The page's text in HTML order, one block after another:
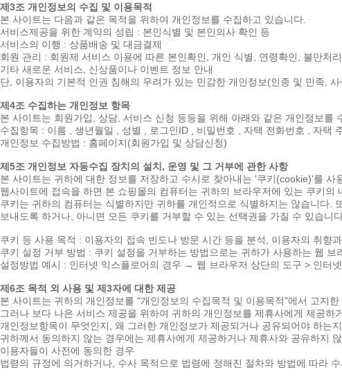
제3조 개인정보의 수집 및 이용목적
본 사이트는 다음과 같은 목적을 위하여 개인정보를 수집하고 있습니다.
서비스제공을 위한 계약의 성립 : 본인식별 및 본인의사 확인 등
서비스의 이행 : 상품배송 및 대금결제
회원 관리 : 회원제 서비스 이용에 따른 본인확인, 개인 식별, 연령확인, 불만처
기타 새로운 서비스, 신상품이나 이벤트 정보 안내
단, 이용자의 기본적 인권 침해의 우려가 있는 민감한 개인정보(인종 및 민족,
제4조 수집하는 개인정보 항목
본 사이트는 회원가입, 상담, 서비스 신청 등등을 위해 아래와 같은 개인정보를
수집항목 : 이름 , 생년월일 , 성별 , 로그인ID , 비밀번호 , 자택 전화번호 , 자
개인정보 수집방법 : 홈페이지(회원가입 및 상담신청)
제5조 개인정보 자동수집 장치의 설치, 운영 및 그 거부에 관한 사항
본 사이트는 귀하에 대한 정보를 저장하고 수시로 찾아내는 '쿠키(cookie)'를
웹사이트에 접속을 하면 본 쇼핑몰의 컴퓨터는 귀하의 브라우저에 있는 쿠키
쿠키는 귀하의 컴퓨터는 식별하지만 귀하를 개인적으로 식별하지는 않습니다
보내도록 하거나, 아니면 모든 쿠키를 거부할 수 있는 선택권을 가질 수 있습니
쿠키 등 사용 목적 : 이용자의 접속 빈도나 방문 시간 등을 분석, 이용자의 취
쿠키 설정 거부 방법 : 쿠키 설정을 거부하는 방법으로는 귀하가 사용하는 웹
설정방법 예시 : 인터넷 익스플로어의 경우 → 웹 브라우저 상단의 도구 > 인터
제6조 목적 외 사용 및 제3자에 대한 제공
본 사이트는 귀하의 개인정보를 "개인정보의 수집목적 및 이용목적"에서 고지
그러나 보다 나은 서비스 제공을 위하여 귀하의 개인정보를 제휴사에게 제공
개인정보항목이 무엇인지, 왜 그러한 개인정보가 제공되거나 공유되어야 하는
귀하께서 동의하지 않는 경우에는 제휴사에게 제공하거나 제휴사와 공유하지
이용자들이 사전에 동의한 경우
법령의 규정에 의거하거나, 수사 목적으로 법령에 정해진 절차와 방법에 따라